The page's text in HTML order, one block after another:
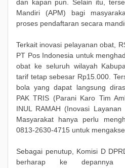
dan kapan pun. Selain itu,
Mandiri (APM) bagi
proses pendaftaran secara
Terkait inovasi pelayanan obat,
PT Pos Indonesia untuk
obat ke seluruh wilayah
tarif tetap sebesar Rp15.000.
bola yang dapat langsung
PAK TRIS (Parani Karo Tim
INUL RAMAH (Inovasi Layanan
Masyarakat hanya perlu
0813-2630-4715 untuk
Sebagai penutup, Komisi D
berharap ke